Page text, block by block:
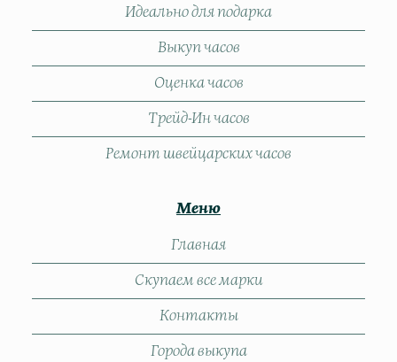
Идеально для подарка
Выкуп часов
Оценка часов
Трейд-Ин часов
Ремонт швейцарских часов
Меню
Главная
Скупаем все марки
Контакты
Города выкупа